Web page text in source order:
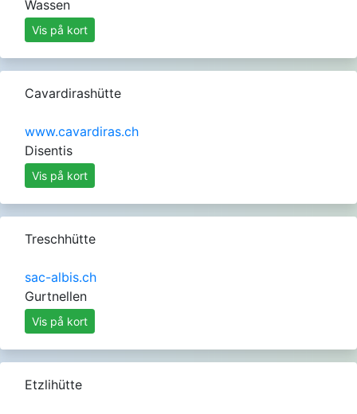
Wassen
Vis på kort
Cavardirashütte
www.cavardiras.ch
Disentis
Vis på kort
Treschhütte
sac-albis.ch
Gurtnellen
Vis på kort
Etzlihütte